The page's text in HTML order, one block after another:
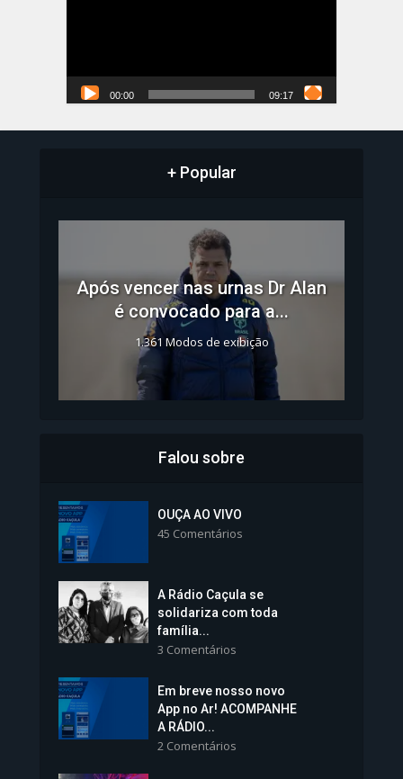
00:00 09:17
+ Popular
Após vencer nas urnas Dr Alan
é convocado para a...
1.361 Modos de exibição
Colégios da Polícia...
Vice-Prefeita Sheila Lemos
tomará posse nesta...
1.101 Modos de exibição
Falou sobre
OUÇA AO VIVO
45 Comentários
A Rádio Caçula se
solidariza com toda
família...
3 Comentários
Em breve nosso novo
App no Ar! ACOMPANHE
A RÁDIO...
2 Comentários